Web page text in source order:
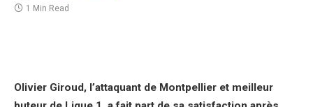
1 Min Read
Olivier Giroud, l’attaquant de Montpellier et meilleur